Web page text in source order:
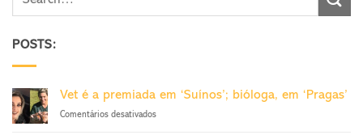
POSTS:
Vet é a premiada em ‘Suínos’; bióloga, em ‘Pragas’
Comentários desativadosem